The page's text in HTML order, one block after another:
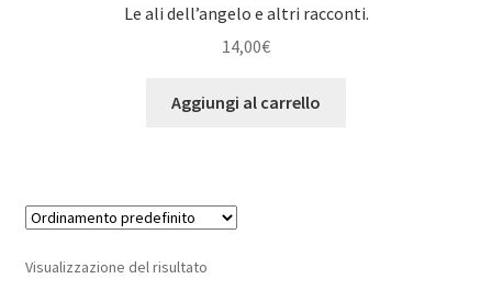
Le ali dell’angelo e altri racconti.
14,00€
Aggiungi al carrello
Visualizzazione del risultato